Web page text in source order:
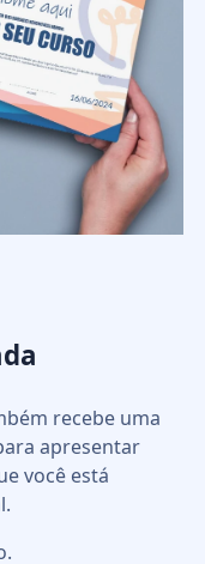
recebe uma
apresentar
você está